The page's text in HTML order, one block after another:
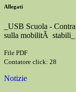
Allegati
_USB Scuola -
sulla mobilitÃ
File PDF
Contatore click: 28
Notizie